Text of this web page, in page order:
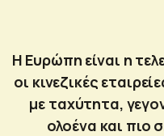
Η Ευρώπη είναι η
οι κινεζικές
με ταχύτητα,
ολοένα και πιο